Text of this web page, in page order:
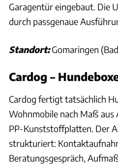
Garagentür eingebaut. Die
durch passgenaue
Standort:Gomaringen
Cardog –
Cardog fertigt tatsächlich
Wohnmobile nach Maß
PP-Kunststoffplatten. Der
strukturiert:
Beratungsgespräch,